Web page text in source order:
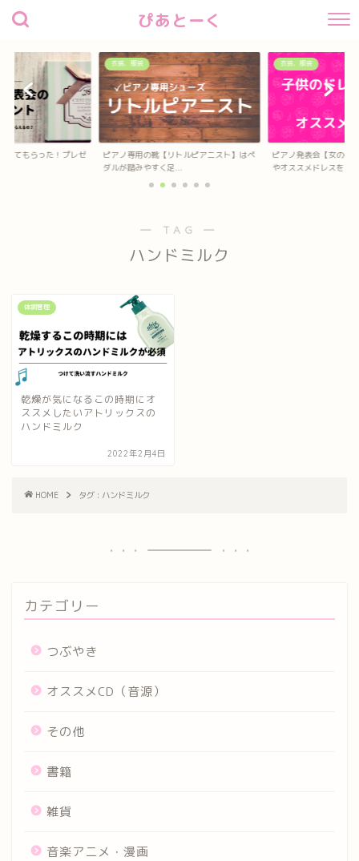
ぴあとーく
してもらった！プレゼ
衣装、服装
ピアノ専用の靴【リトルピアニスト】はペ
ダルが踏みやすく足...
衣装、服装
ピアノ発表会【女の子
やオススメドレスを...
― TAG ―
ハンドミルク
体調管理
乾燥が気になるこの時期にオ
ススメしたいアトリックスの
ハンドミルク
2022年2月4日
HOME タグ : ハンドミルク
カテゴリー
つぶやき
オススメCD（音源）
その他
書籍
雑貨
音楽アニメ・漫画